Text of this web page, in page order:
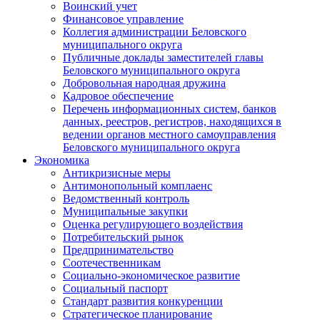
Воинский учет
Финансовое управление
Коллегия администрации Беловского
муниципального округа
Публичные доклады заместителей главы
Беловского муниципального округа
Добровольная народная дружина
Кадровое обеспечение
Перечень информационных систем, банков
данных, реестров, регистров, находящихся в
ведении органов местного самоуправления
Беловского муниципального округа
Экономика
Антикризисные меры
Антимонопольный комплаенс
Ведомственный контроль
Муниципальные закупки
Оценка регулирующего воздействия
Потребительский рынок
Предпринимательство
Соотечественникам
Социально-экономическое развитие
Социальный паспорт
Стандарт развития конкуренции
Стратегическое планирование